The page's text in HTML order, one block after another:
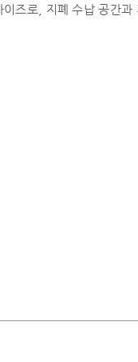
이즈로, 지폐 수납 공간과